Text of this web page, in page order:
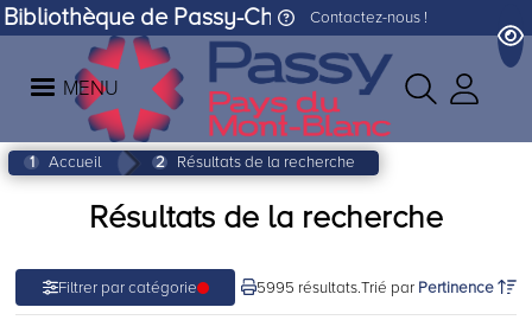
Bibliothèque de Passy-CheddeContactez-nous !
MENU
Accueil Résultats de la recherche
Résultats de la recherche
Filtrer par catégorie 5995 résultats.Trié par Pertinence